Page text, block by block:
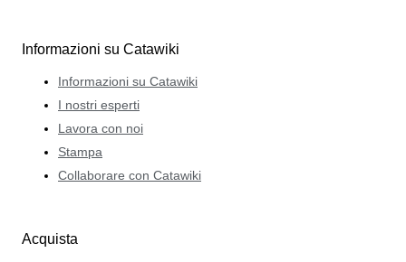
Informazioni su Catawiki
Informazioni su Catawiki
I nostri esperti
Lavora con noi
Stampa
Collaborare con Catawiki
Acquista